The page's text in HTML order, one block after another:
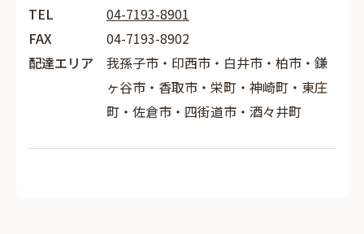
TEL
04-7193-8901
FAX
04-7193-8902
配達エリア
我孫子市・印西市・白井市・柏市・鎌
ヶ谷市・香取市・栄町・神崎町・東庄
町・佐倉市・四街道市・酒々井町